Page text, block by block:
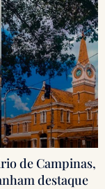
de Campinas,
destaque